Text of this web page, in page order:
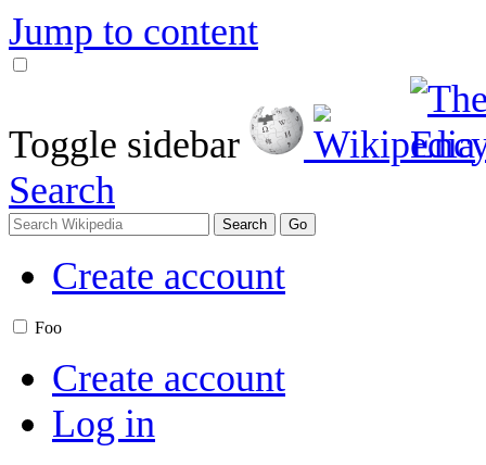
Jump to content
Toggle sidebar
Search
Create account
Foo
Create account
Log in